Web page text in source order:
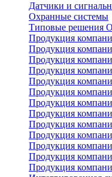
Датчики и
Охранные системы
Типовые решения
Продукция
Продукция
Продукция
Продукция
Продукция
Продукция
Продукция
Продукция
Продукция
Продукция
Продукция
Продукция
Продукция